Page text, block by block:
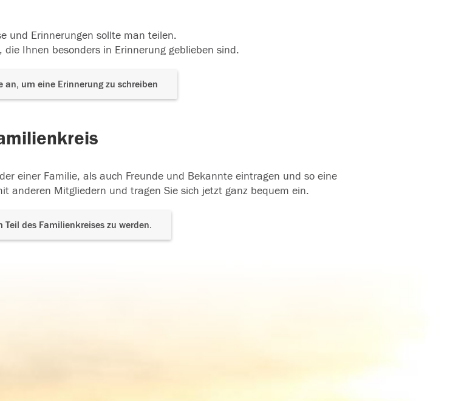
und Erinnerungen sollte man teilen.
die Ihnen besonders in Erinnerung geblieben sind.
an, um eine Erinnerung zu schreiben
einer Familie, als auch Freunde und Bekannte eintragen und so eine
anderen Mitgliedern und tragen Sie sich jetzt ganz bequem ein.
Teil des Familienkreises zu werden.